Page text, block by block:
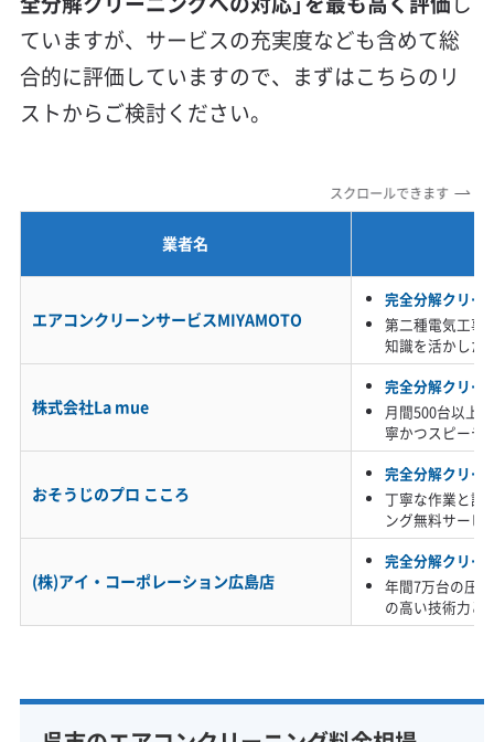
エコ洗剤使用
アレルギー対策
ハウスダスト除去
利便性・サービス (12)
年末年始対応
防カビ・抗菌 消臭処理 防汚コーティング
ていますが、サービスの充実度なども含めて総
合的に評価していますので、まずはこちらのリ
ストからご検討ください。
スクロールできます
業者名
エアコンクリーンサービスMIYAMOTO
完全分解クリー
第二種電気工事
知識を活かした
株式会社La mue
完全分解クリー
月間500台以上
寧かつスピーデ
おそうじのプロ こころ
完全分解クリー
丁寧な作業と誠
ング無料サービ
(株)アイ・コーポレーション広島店
完全分解クリー
年間7万台の圧
の高い技術力と